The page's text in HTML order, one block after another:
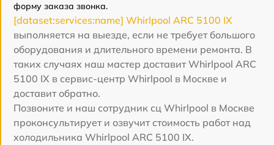
форму заказа звонка.
[dataset:services:name] Whirlpool ARC 5100 IX
выполняется на выезде, если не требует большого
оборудования и длительного времени ремонта. В
таких случаях наш мастер доставит Whirlpool ARC
5100 IX в сервис-центр Whirlpool в Москве и
доставит обратно.
Позвоните и наш сотрудник сц Whirlpool в Москве
проконсультирует и озвучит стоимость работ над
холодильника Whirlpool ARC 5100 IX.